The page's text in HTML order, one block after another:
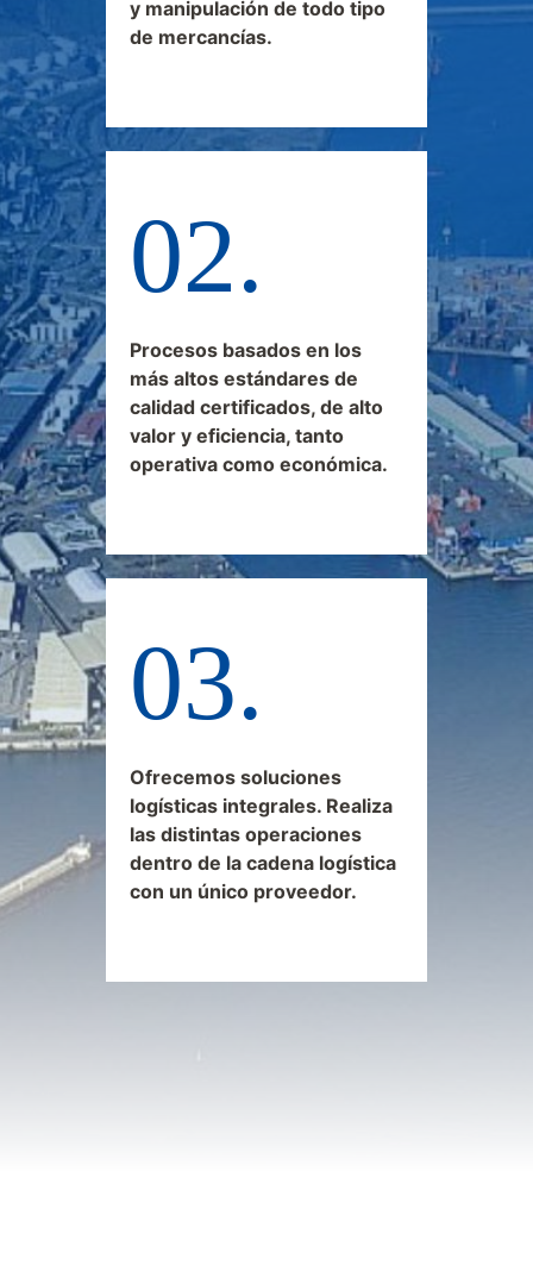
y manipulación de todo tipo
de mercancías.
Procesos basados en los
más altos estándares de
calidad certificados, de alto
valor y eficiencia, tanto
operativa como económica.
Ofrecemos soluciones
logísticas integrales. Realiza
las distintas operaciones
dentro de la cadena logística
con un único proveedor.